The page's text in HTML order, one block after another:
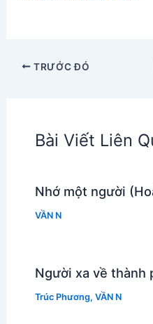
TRƯỚC ĐÓ
Bài Viết Liên
Nhớ một người
VẦN N
Người xa về thành
Trúc Phương, VẦN N